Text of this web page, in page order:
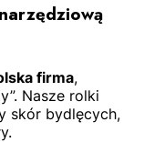
firma,
Nasze rolki
skór bydlęcych,